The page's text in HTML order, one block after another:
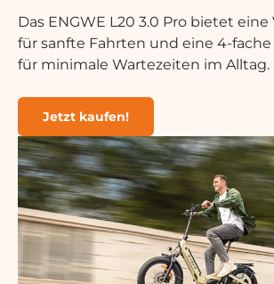
Zubehör
Community
Support
Das ENGWE L20 3.0 Pro bietet
für sanfte Fahrten und eine 4-
für minimale Wartezeiten im Alltag.
Jetzt kaufen!